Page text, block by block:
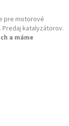
pre motorové
Predaj katalyzátorov.
a máme